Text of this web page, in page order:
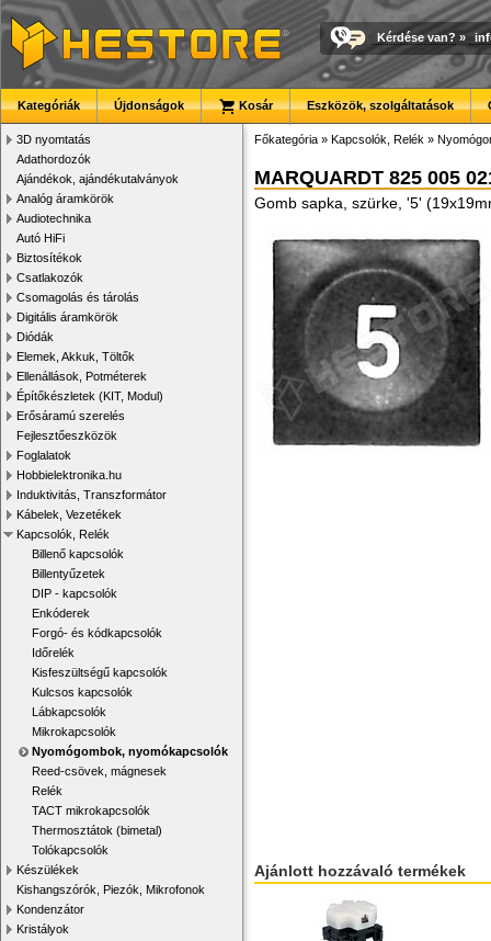
Kérdése van? »
Kategóriák Újdonságok Kosár Eszközök, szolgáltatások
3D nyomtatás
Adathordozók
Ajándékok, ajándékutalványok
Analóg áramkörök
Audiotechnika
Autó HiFi
Biztosítékok
Csatlakozók
Csomagolás és tárolás
Digitális áramkörök
Diódák
Elemek, Akkuk, Töltők
Ellenállások, Potméterek
Építőkészletek (KIT, Modul)
Erősáramú szerelés
Fejlesztőeszközök
Foglalatok
Hobbielektronika.hu
Induktivitás, Transzformátor
Kábelek, Vezetékek
Kapcsolók, Relék
Billenő kapcsolók
Billentyűzetek
DIP - kapcsolók
Enkóderek
Forgó- és kódkapcsolók
Időrelék
Kisfeszültségű kapcsolók
Kulcsos kapcsolók
Lábkapcsolók
Mikrokapcsolók
Nyomógombok, nyomókapcsolók
Reed-csövek, mágnesek
Relék
TACT mikrokapcsolók
Thermosztátok (bimetal)
Tolókapcsolók
Készülékek
Kishangszórók, Piezók, Mikrofonok
Kondenzátor
Kristályok
Főkategória » Kapcsolók, Relék »
MARQUARDT 825 005
Gomb sapka, szürke, '5'
Ajánlott hozzávaló termékek